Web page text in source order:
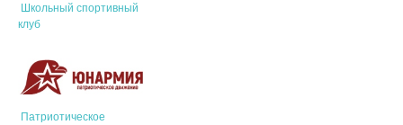
Школьный спортивный
клуб
Патриотическое